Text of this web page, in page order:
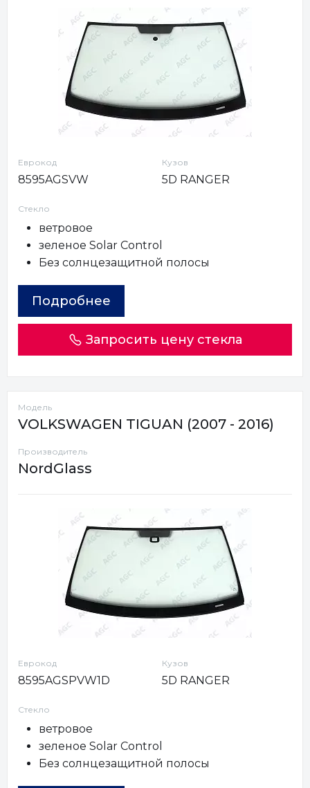
Еврокод
8595AGSVW
Кузов
5D RANGER
Стекло
ветровое
зеленое Solar Control
Без солнцезащитной полосы
Подробнее
Запросить цену стекла
Модель
VOLKSWAGEN TIGUAN (2007 - 2016)
Производитель
NordGlass
Еврокод
8595AGSPVW1D
Кузов
5D RANGER
Стекло
ветровое
зеленое Solar Control
Без солнцезащитной полосы